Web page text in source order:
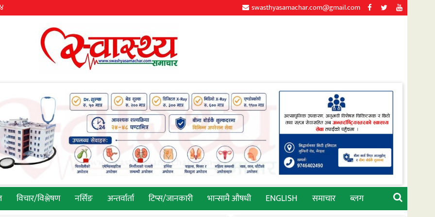
swasthyasamachar.com@gmail.com
विचार/विश्लेषण नर्सिङ अन्तर्वार्ता टिप्स/जानकारी भान्सामै औषधी ENGLISH समाचार ब्लग